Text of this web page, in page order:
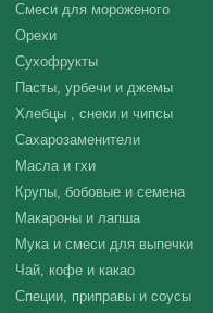
Смеси для мороженого
Орехи
Сухофрукты
Пасты, урбечи и джемы
Хлебцы , снеки и чипсы
Сахарозаменители
Масла и гхи
Крупы, бобовые и семена
Макароны и лапша
Мука и смеси для выпечки
Чай, кофе и какао
Специи, приправы и соусы